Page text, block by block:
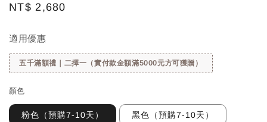
Regular
NT$ 2,680
適用優惠
五千滿額禮｜二擇一（實付款金額滿5000元方可獲贈）
顏色
粉色（預購7-10天） 黑色（預購7-10天）